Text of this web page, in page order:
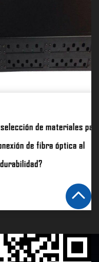
materiales para
óptica al